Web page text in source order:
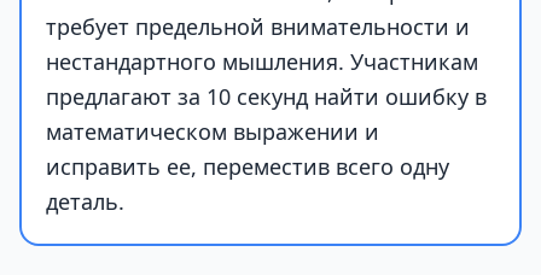
требует предельной внимательности и
нестандартного мышления. Участникам
предлагают за 10 секунд найти ошибку в
математическом выражении и
исправить ее, переместив всего одну
деталь.